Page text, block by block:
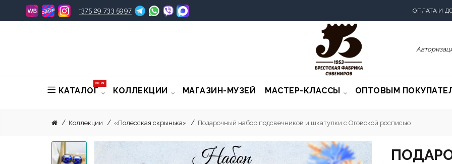
+375 29 733 5997 ОПЛАТА И
КАТАЛОГ
NEW
КОЛЛЕКЦИИ МАГАЗИН-МУЗЕЙ МАСТЕР-КЛАССЫ ОПТОВЫМ
Коллекции «Полесская скрынька» Подарочный набор подсвечников и шкатулки с Оговской росписью